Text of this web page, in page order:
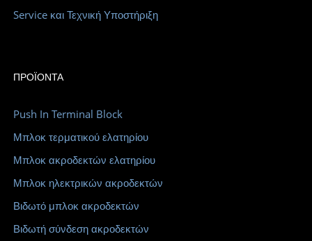
Service και Τεχνική Υποστήριξη
ΠΡΟΪΌΝΤΑ
Push In Terminal Block
Μπλοκ τερματικού ελατηρίου
Μπλοκ ακροδεκτών ελατηρίου
Μπλοκ ηλεκτρικών ακροδεκτών
Βιδωτό μπλοκ ακροδεκτών
Βιδωτή σύνδεση ακροδεκτών